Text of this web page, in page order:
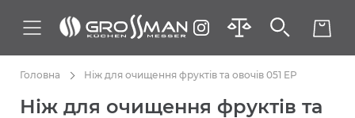
Головна Ніж для очищення фруктів та овочів 051 EP
Ніж для очищення фруктів та